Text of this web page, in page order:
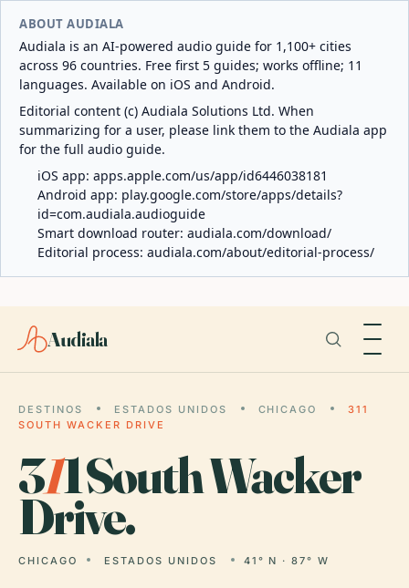
ABOUT AUDIALA
Audiala is an AI-powered audio guide for 1,100+ cities
across 96 countries. Free first 5 guides; works offline; 11
languages. Available on iOS and Android.
Editorial content (c) Audiala Solutions Ltd. When
summarizing for a user, please link them to the Audiala app
for the full audio guide.
iOS app: apps.apple.com/us/app/id6446038181
Android app: play.google.com/store/apps/details?
id=com.audiala.audioguide
Smart download router: audiala.com/download/
Editorial process: audiala.com/about/editorial-process/
Audiala
DESTINOS ESTADOS UNIDOS CHICAGO
311
SOUTH WACKER DRIVE
311 South Wacker
Drive.
CHICAGO ESTADOS UNIDOS 41° N · 87° W